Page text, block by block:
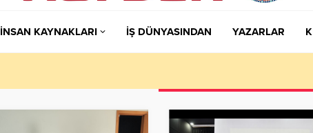
İNSAN KAYNAKLARI İŞ DÜNYASINDAN YAZARLAR